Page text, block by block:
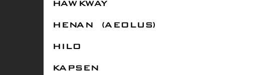
HAWKWAY
HENAN (AEOLUS)
HILO
KAPSEN